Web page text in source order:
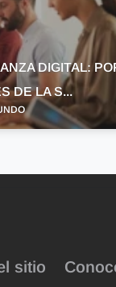
DIGITAL:
DE LA S...
sitio